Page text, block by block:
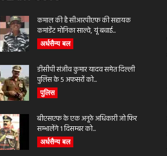
कमाल की है सीआरपीएफ की सहायक
कमांडेंट मोनिका साल्वे, यूं बचाई...
अर्धसैन्य बल
डीसीपी संजीव कुमार यादव समेत दिल्ली
पुलिस के 5 अफसरों को...
पुलिस
बीएसएफ के एक अनूठे अधिकारी जो फिर
सम्भालेंगे 1 दिसम्बर को...
अर्धसैन्य बल